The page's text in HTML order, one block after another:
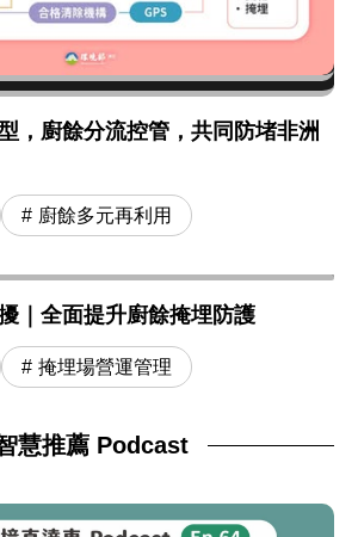
，廚餘分流控管，共同防堵非洲
廚餘多元再利用
｜全面提升廚餘掩埋防護
掩埋場營運管理
慧推薦 Podcast